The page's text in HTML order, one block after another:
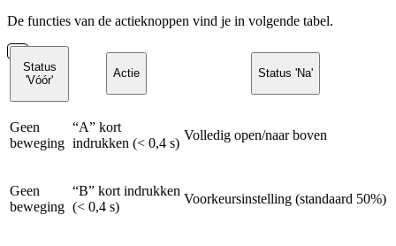
De functies van de actieknoppen vind je in volgende tabel.
Status
'Vóór'
Actie Status 'Na'
Geen
beweging
“A” kort
indrukken (< 0,4 s)
Volledig open/naar boven
Geen
beweging
“B” kort indrukken
(< 0,4 s)
Voorkeursinstelling (standaard 50%)